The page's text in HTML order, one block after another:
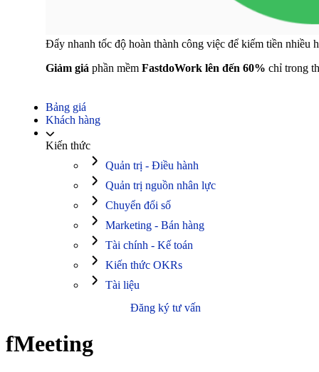
Đẩy nhanh tốc độ hoàn thành công việc để kiếm tiền nhiều
Giảm giá phần mềm FastdoWork lên đến 60% chỉ trong
Bảng giá
Khách hàng
Kiến thức
Quản trị - Điều hành
Quản trị nguồn nhân lực
Chuyển đổi số
Marketing - Bán hàng
Tài chính - Kế toán
Kiến thức OKRs
Tài liệu
Đăng ký tư vấn
fMeeting